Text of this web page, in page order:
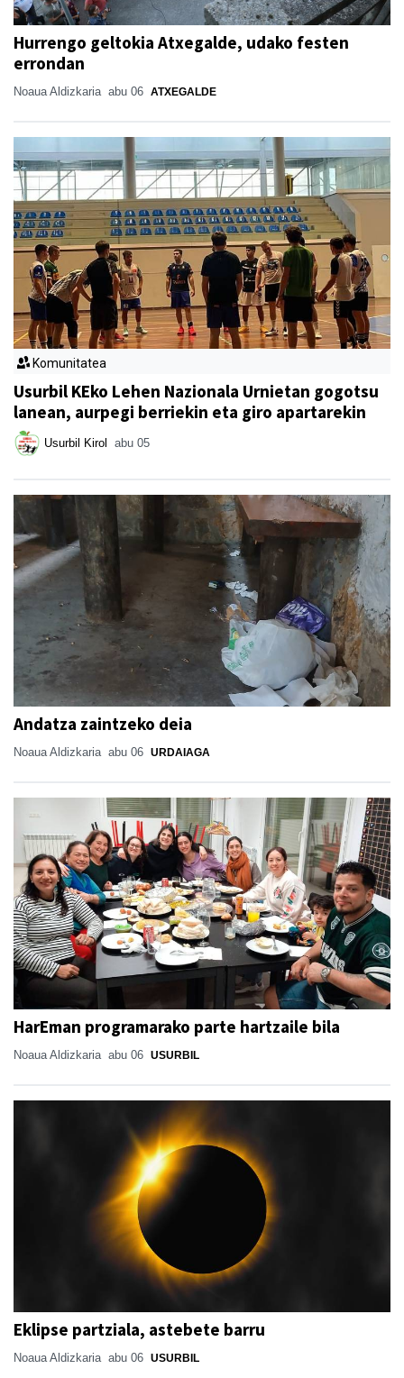
Hurrengo geltokia Atxegalde, udako festen
errondan
Noaua Aldizkaria abu 06 ATXEGALDE
Komunitatea
Usurbil KEko Lehen Nazionala Urnietan gogotsu
lanean, aurpegi berriekin eta giro apartarekin
Usurbil Kirol abu 05
Andatza zaintzeko deia
Noaua Aldizkaria abu 06 URDAIAGA
HarEman programarako parte hartzaile bila
Noaua Aldizkaria abu 06 USURBIL
Eklipse partziala, astebete barru
Noaua Aldizkaria abu 06 USURBIL